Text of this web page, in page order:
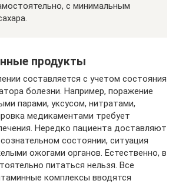
с минимальным
продукты
составляется с учетом состояния
болезни. Например, поражение
парами, уксусом, нитратами,
медикаментами требует
Нередко пациента доставляют
состоянии, ситуация
ожогами органов. Естественно, в
питаться нельзя. Все
комплексы вводятся